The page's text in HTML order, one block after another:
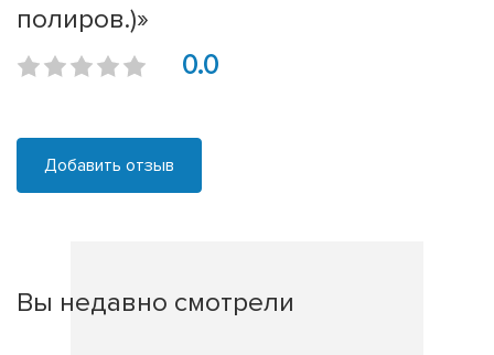
полиров.)»
0.0
Добавить отзыв
Вы недавно смотрели